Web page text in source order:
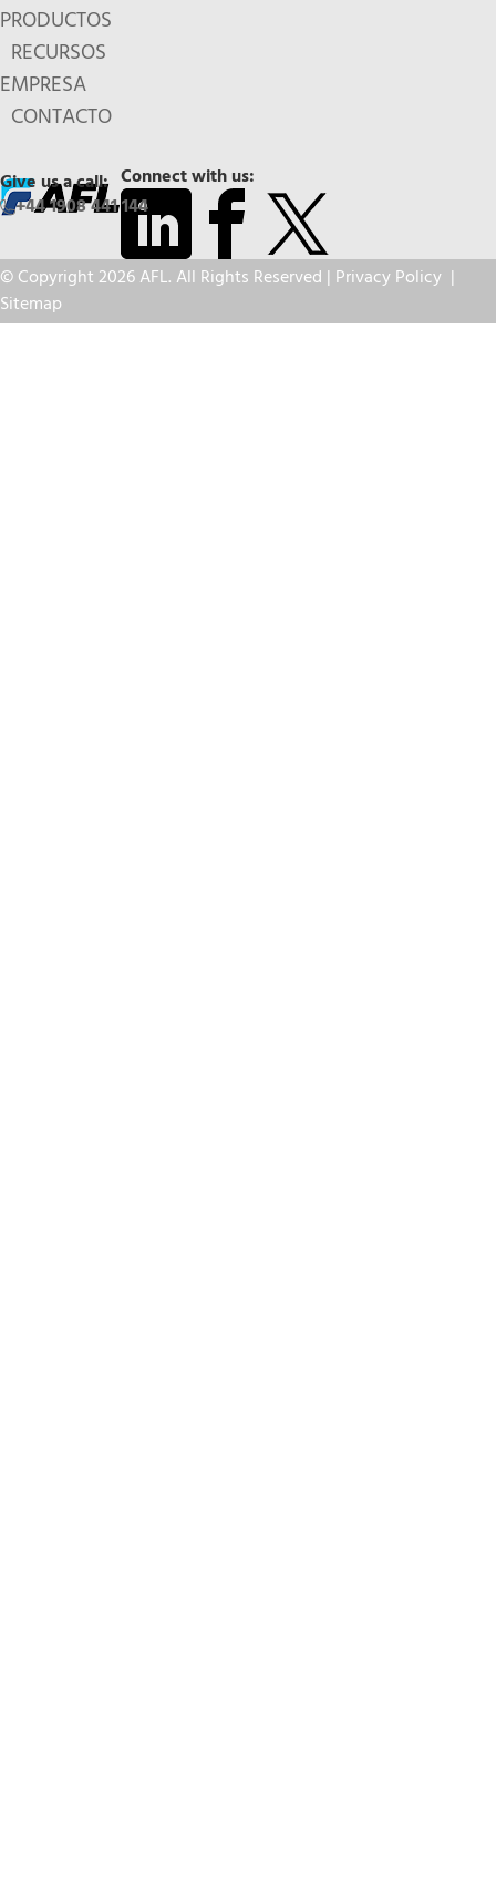
PRODUCTOS
RECURSOS
EMPRESA
CONTACTO
Connect with us:
Give us a call:
+44 1908 441 144
© Copyright 2026 AFL. All Rights Reserved | Privacy Policy |
Sitemap